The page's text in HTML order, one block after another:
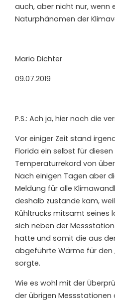
auch, aber nicht nur, wenn
Naturphänomen der
Mario Dichter
09.07.2019
P.S.: Ach ja, hier noch die
Vor einiger Zeit stand
Florida ein selbst für
Temperaturrekord von
Nach einigen Tagen aber
Meldung für alle
deshalb zustande kam,
Kühltrucks mitsamt seines
sich neben der
hatte und somit die aus
abgeführte Wärme für den
sorgte.
Wie es wohl mit der
der übrigen Messstationen